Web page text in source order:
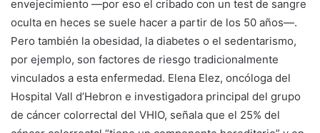
envejecimiento —por eso el cribado con un test de sangre
oculta en heces se suele hacer a partir de los 50 años—.
Pero también la obesidad, la diabetes o el sedentarismo,
por ejemplo, son factores de riesgo tradicionalmente
vinculados a esta enfermedad. Elena Elez, oncóloga del
Hospital Vall d’Hebron e investigadora principal del grupo
de cáncer colorrectal del VHIO, señala que el 25% del